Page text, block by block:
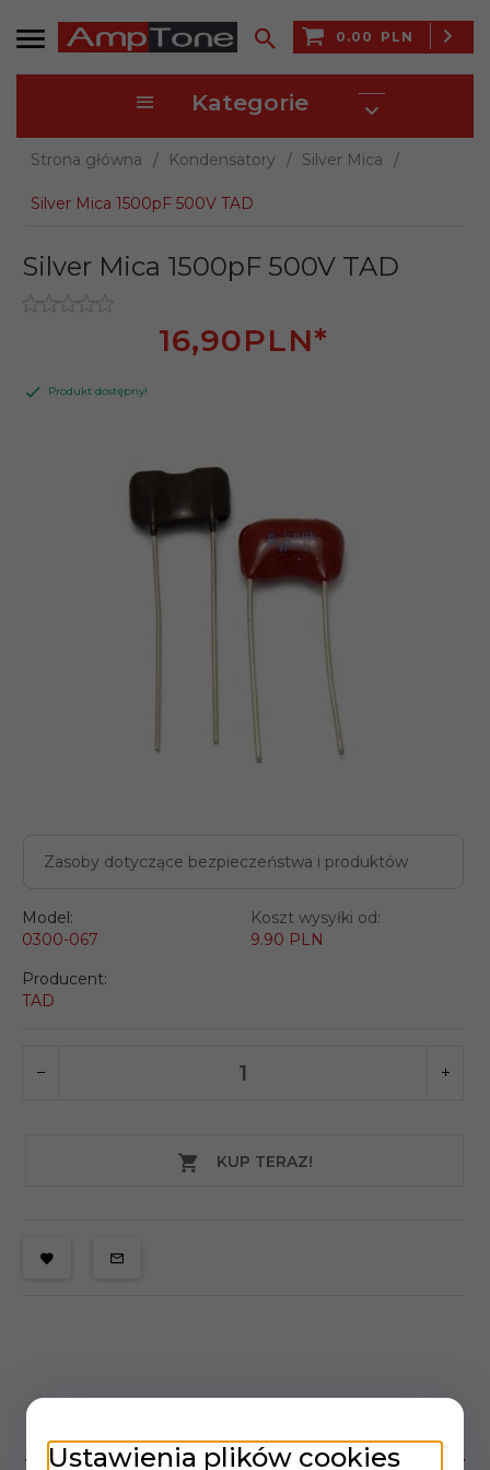
0.00 PLN
Kategorie
Strona główna Kondensatory Silver Mica
Silver Mica 1500pF 500V TAD
Zasoby dotyczące bezpieczeństwa i produktów
Silver Mica 1500pF 500V TAD
16,90PLN*
Produkt dostępny!
Model:
0300-067
Koszt wysyłki od:
9.90 PLN
Producent:
TAD
KUP TERAZ!
OPIS PRODUKTU
Ustawienia plików cookies